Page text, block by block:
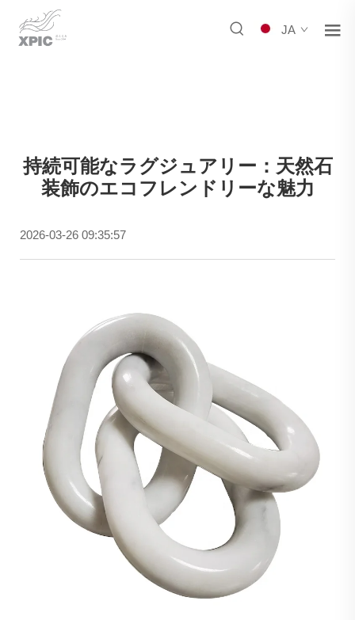
JA
持続可能なラグジュアリー：天然石
装飾のエコフレンドリーな魅力
2026-03-26 09:35:57